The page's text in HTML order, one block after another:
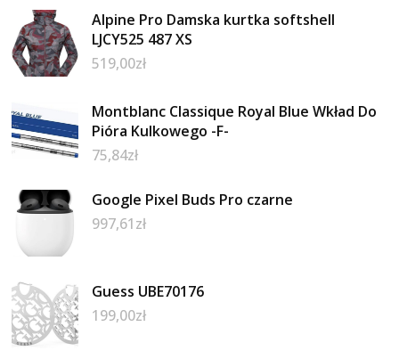
Alpine Pro Damska kurtka softshell
LJCY525 487 XS
519,00zł
Montblanc Classique Royal Blue Wkład Do
Pióra Kulkowego -F-
75,84zł
Google Pixel Buds Pro czarne
997,61zł
Guess UBE70176
199,00zł